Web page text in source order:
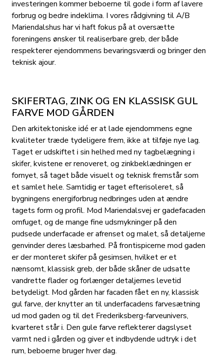
investeringen kommer beboerne til gode i form af lavere
forbrug og bedre indeklima. I vores rådgivning til A/B
Mariendalshus har vi haft fokus på at oversætte
foreningens ønsker til realiserbare greb, der både
respekterer ejendommens bevaringsværdi og bringer den
teknisk ajour.
SKIFERTAG, ZINK OG EN KLASSISK GUL
FARVE MOD GÅRDEN
Den arkitektoniske idé er at lade ejendommens egne
kvaliteter træde tydeligere frem, ikke at tilføje nye lag.
Taget er udskiftet i sin helhed med ny tagbelægning i
skifer, kvistene er renoveret, og zinkbeklædningen er
fornyet, så taget både visuelt og teknisk fremstår som
et samlet hele. Samtidig er taget efterisoleret, så
bygningens energiforbrug nedbringes uden at ændre
tagets form og profil. Mod Mariendalsvej er gadefacaden
omfuget, og de mange fine udsmykninger på den
pudsede underfacade er afrenset og malet, så detaljerne
genvinder deres læsbarhed. På frontispicerne mod gaden
er der monteret skifer på gesimsen, hvilket er et
nænsomt, klassisk greb, der både skåner de udsatte
vandrette flader og forlænger detaljernes levetid
betydeligt. Mod gården har facaden fået en ny, klassisk
gul farve, der knytter an til underfacadens farvesætning
ud mod gaden og til det Frederiksberg-farveunivers,
kvarteret står i. Den gule farve reflekterer dagslyset
varmt ned i gården og giver et indbydende udtryk i det
rum, beboerne bruger hver dag.